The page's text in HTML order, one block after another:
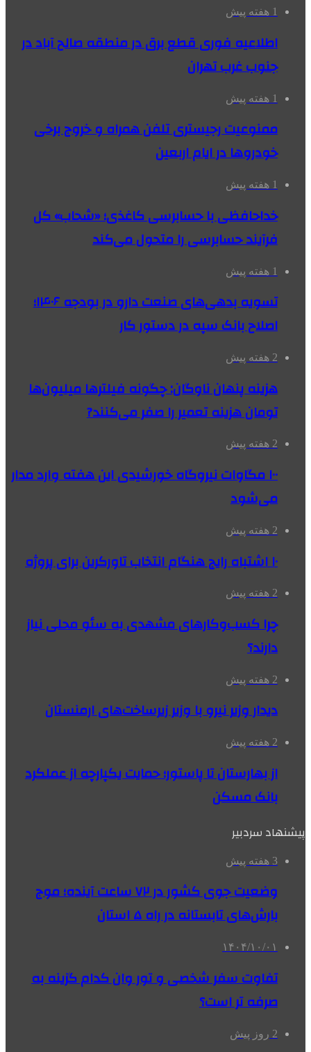
1 هفته پیش
اطلاعیه فوری قطع برق در منطقه صالح آباد در
جنوب غرب تهران
1 هفته پیش
ممنوعیت رجیستری تلفن همراه و خروج برخی
خودروها در ایام اربعین
1 هفته پیش
خداحافظی با حسابرسی کاغذی؛ «شحاب» کل
فرآیند حسابرسی را متحول می‌کند
1 هفته پیش
تسویه بدهی‌های صنعت دارو در بودجه ۱۴۰۶؛
اصلاح بانک سپه در دستور کار
2 هفته پیش
هزینه پنهان ناوگان: چگونه فیلترها میلیون‌ها
تومان هزینه تعمیر را صفر می‌کنند?
2 هفته پیش
۱۰۰ مگاوات نیروگاه‌ خورشیدی این هفته وارد مدار
می‌شود
2 هفته پیش
۱۰ اشتباه رایج هنگام انتخاب تاورکرین برای پروژه
2 هفته پیش
چرا کسب‌وکارهای مشهدی به سئو محلی نیاز
دارند؟
2 هفته پیش
دیدار وزیر نیرو با وزیر زیرساخت‌های ارمنستان
2 هفته پیش
از بهارستان تا پاستور؛ حمایت یکپارچه از عملکرد
بانک مسکن
پیشنهاد سردبیر
3 هفته پیش
وضعیت جوی کشور در ۷۲ ساعت آینده؛ موج
بارش‌های تابستانه در راه ۵ استان
۱۴۰۴/۱۰/۰۱
تفاوت سفر شخصی و تور وان کدام گزینه به
صرفه تر است؟
2 روز پیش